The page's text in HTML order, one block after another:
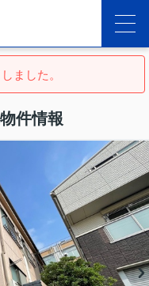
ました。
件情報